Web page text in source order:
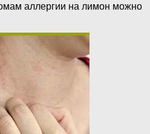
аллергии на лимон можно